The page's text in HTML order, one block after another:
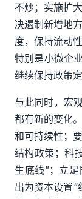
不炒；实施扩
决遏制新增地
度，保持流动
特别是小微企
继续保持政策
与此同时，宏
都有新的变化
和可持续性；
结构政策；科
生底线”；立
出为资本设置“